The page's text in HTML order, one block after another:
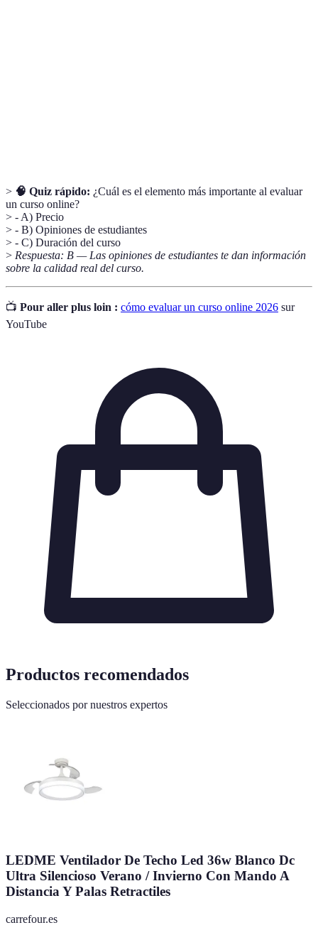
> 🧠 Quiz rápido: ¿Cuál es el elemento más importante al evaluar
un curso online?
> - A) Precio
> - B) Opiniones de estudiantes
> - C) Duración del curso
> Respuesta: B — Las opiniones de estudiantes te dan información
sobre la calidad real del curso.
📺 Pour aller plus loin : cómo evaluar un curso online 2026 sur
YouTube
Productos recomendados
Seleccionados por nuestros expertos
LEDME Ventilador De Techo Led 36w Blanco Dc
Ultra Silencioso Verano / Invierno Con Mando A
Distancia Y Palas Retractiles
carrefour.es